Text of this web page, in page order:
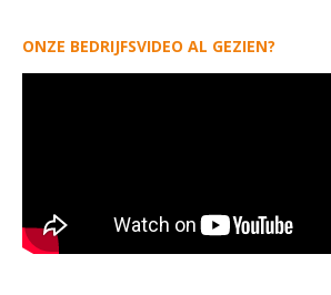
ONZE BEDRIJFSVIDEO AL GEZIEN?